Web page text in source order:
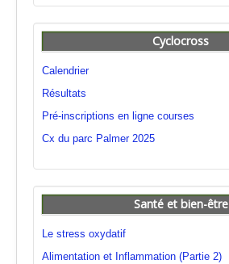
Cyclocross
Calendrier
Résultats
Pré-inscriptions en ligne courses
Cx du parc Palmer 2025
Santé et bien-être
Le stress oxydatif
Alimentation et Inflammation (Partie 2)